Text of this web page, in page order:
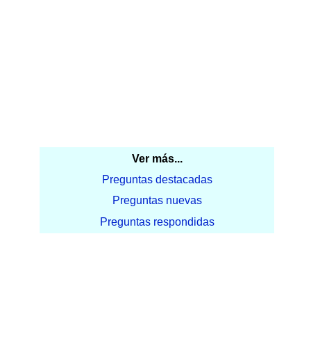
Ver más...
Preguntas destacadas
Preguntas nuevas
Preguntas respondidas